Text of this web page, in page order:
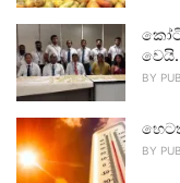
වෙයි.
BY
BY